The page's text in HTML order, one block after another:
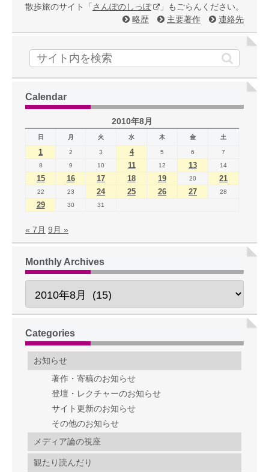
散歩旅のサイト「 さんぽのしっぽ
」もごらんください。
略歴
主要著作 連絡先
Calendar
2010年8月
日 月 火 水 木 金 土
1 2 3 4 5 6
7
8
9 10 11 12 13 14
15 16 17 18 19 20 21
22 23 24 25 26 27 28
29 30 31
« 7月 9月 »
Monthly Archives
Categories
お知らせ
著作・寄稿のお知らせ
登壇・レクチャーのお知らせ
サイト更新のお知らせ
その他のお知らせ
メディア論の視座
観たり読んだり